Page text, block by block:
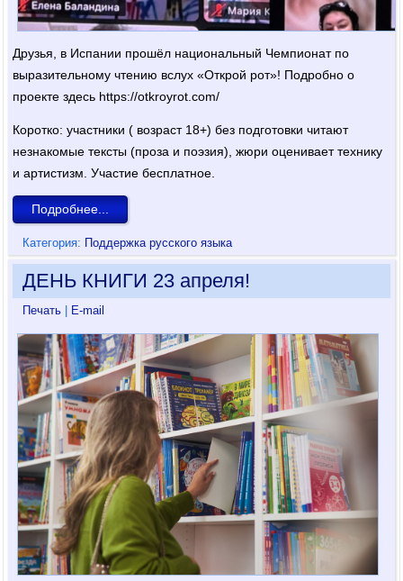
Друзья, в Испании прошёл национальный Чемпионат по
выразительному чтению вслух «Открой рот»! Подробно о
проекте здесь https://otkroyrot.com/
Коротко: участники ( возраст 18+) без подготовки читают
незнакомые тексты (проза и поэзия), жюри оценивает технику
и артистизм. Участие бесплатное.
Подробнее...
Категория: Поддержка русского языка
ДЕНЬ КНИГИ 23 апреля!
Печать | E-mail